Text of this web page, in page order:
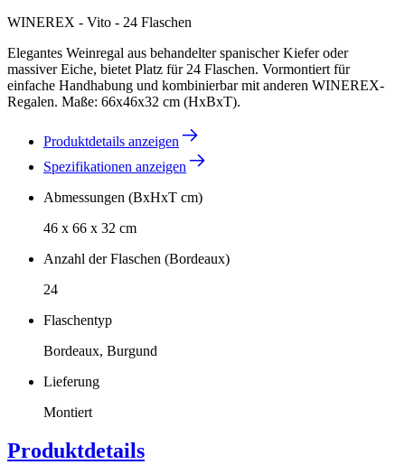
WINEREX - Vito - 24 Flaschen
Elegantes Weinregal aus behandelter spanischer Kiefer oder
massiver Eiche, bietet Platz für 24 Flaschen. Vormontiert für
einfache Handhabung und kombinierbar mit anderen WINEREX-
Regalen. Maße: 66x46x32 cm (HxBxT).
Produktdetails anzeigen
Spezifikationen anzeigen
Abmessungen (BxHxT cm)
46 x 66 x 32 cm
Anzahl der Flaschen (Bordeaux)
24
Flaschentyp
Bordeaux, Burgund
Lieferung
Montiert
Produktdetails